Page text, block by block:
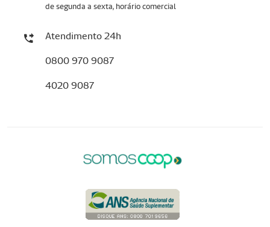
de segunda a sexta, horário comercial
Atendimento 24h
0800 970 9087
4020 9087